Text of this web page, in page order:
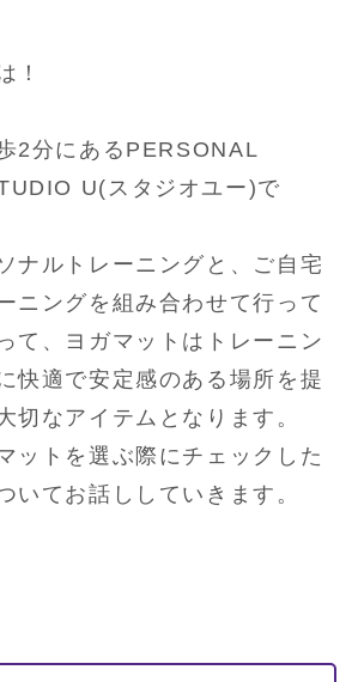
！
2分にあるPERSONAL
U(スタジオユー)で
ナルトレーニングと、ご自宅
ニングを組み合わせて行って
て、ヨガマットはトレーニン
快適で安定感のある場所を提
切なアイテムとなります。
ットを選ぶ際にチェックした
いてお話ししていきます。